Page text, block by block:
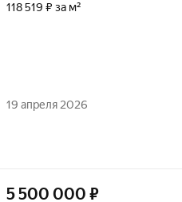
118 519 ₽ за м²
19 апреля 2026
5 500 000 ₽